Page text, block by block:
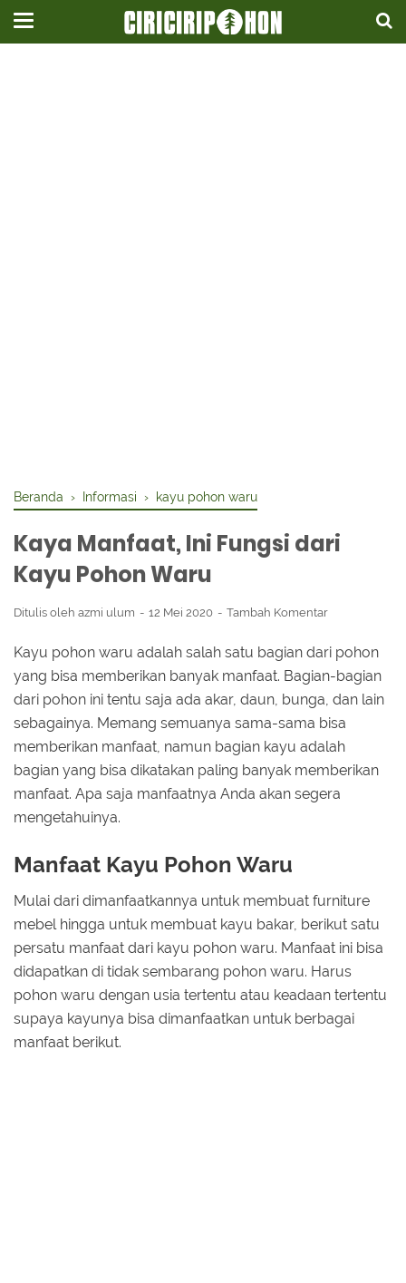
Beranda › Informasi › kayu pohon waru
Kaya Manfaat, Ini Fungsi dari
Kayu Pohon Waru
Ditulis oleh azmi ulum 12 Mei 2020 Tambah Komentar
Kayu pohon waru adalah salah satu bagian dari pohon
yang bisa memberikan banyak manfaat. Bagian-bagian
dari pohon ini tentu saja ada akar, daun, bunga, dan lain
sebagainya. Memang semuanya sama-sama bisa
memberikan manfaat, namun bagian kayu adalah
bagian yang bisa dikatakan paling banyak memberikan
manfaat. Apa saja manfaatnya Anda akan segera
mengetahuinya.
Manfaat Kayu Pohon Waru
Mulai dari dimanfaatkannya untuk membuat furniture
mebel hingga untuk membuat kayu bakar, berikut satu
persatu manfaat dari kayu pohon waru. Manfaat ini bisa
didapatkan di tidak sembarang pohon waru. Harus
pohon waru dengan usia tertentu atau keadaan tertentu
supaya kayunya bisa dimanfaatkan untuk berbagai
manfaat berikut.